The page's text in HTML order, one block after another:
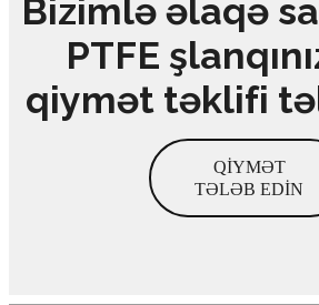
Bizimlə əlaqə
PTFE
qiymət təklifi
QİYMƏT
TƏLƏB EDİN